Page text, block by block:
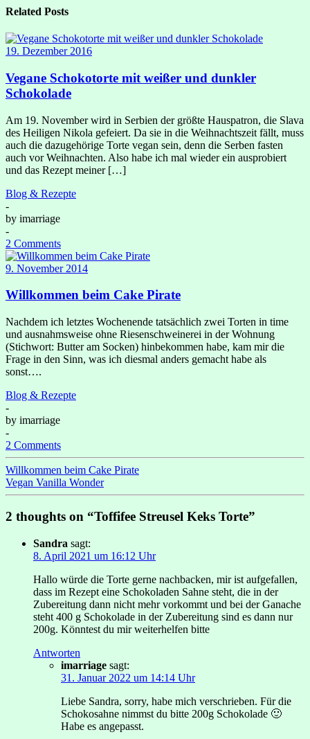
Related Posts
19. Dezember 2016
Vegane Schokotorte mit weißer und dunkler
Schokolade
Am 19. November wird in Serbien der größte Hauspatron, die Slava
des Heiligen Nikola gefeiert. Da sie in die Weihnachtszeit fällt, muss
auch die dazugehörige Torte vegan sein, denn die Serben fasten
auch vor Weihnachten. Also habe ich mal wieder ein ausprobiert
und das Rezept meiner […]
Blog & Rezepte
-
by imarriage
-
2 Comments
9. November 2014
Willkommen beim Cake Pirate
Nachdem ich letztes Wochenende tatsächlich zwei Torten in time
und ausnahmsweise ohne Riesenschweinerei in der Wohnung
(Stichwort: Butter am Socken) hinbekommen habe, kam mir die
Frage in den Sinn, was ich diesmal anders gemacht habe als
sonst….
Blog & Rezepte
-
by imarriage
-
2 Comments
Willkommen beim Cake Pirate
Vegan Vanilla Wonder
2 thoughts on “Toffifee Streusel Keks Torte”
Sandra sagt:
8. April 2021 um 16:12 Uhr
Hallo würde die Torte gerne nachbacken, mir ist aufgefallen,
dass im Rezept eine Schokoladen Sahne steht, die in der
Zubereitung dann nicht mehr vorkommt und bei der Ganache
steht 400 g Schokolade in der Zubereitung sind es dann nur
200g. Könntest du mir weiterhelfen bitte
Antworten
imarriage sagt:
31. Januar 2022 um 14:14 Uhr
Liebe Sandra, sorry, habe mich verschrieben. Für die
Schokosahne nimmst du bitte 200g Schokolade 🙂
Habe es angepasst.